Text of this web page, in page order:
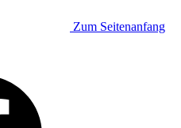
Zum Seitenanfang